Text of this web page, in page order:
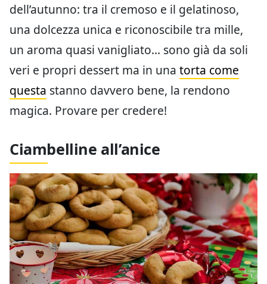
dell’autunno: tra il cremoso e il gelatinoso,
una dolcezza unica e riconoscibile tra mille,
un aroma quasi vanigliato… sono già da soli
veri e propri dessert ma in una torta come
questa stanno davvero bene, la rendono
magica. Provare per credere!
Ciambelline all’anice